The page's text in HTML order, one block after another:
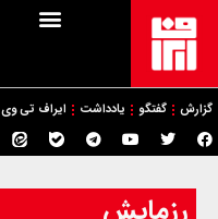
گزارش گفتگو یادداشت ایراف تی وی